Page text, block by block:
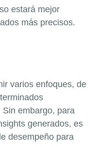
estará mejor
más precisos.
varios enfoques, de
embargo, para
generados, es
desempeño para